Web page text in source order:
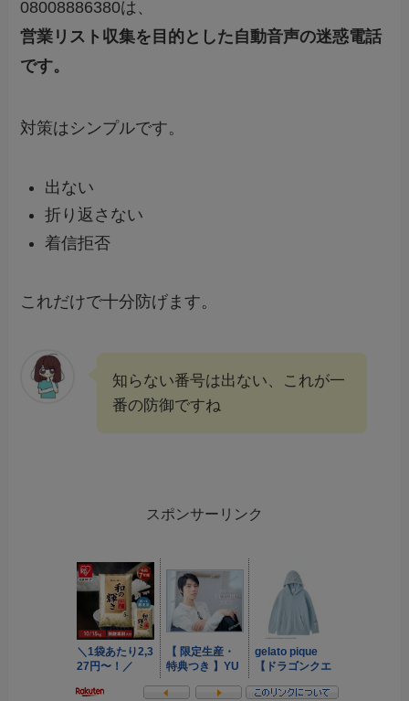
08008886380は、
営業リスト収集を目的とした自動音声の迷惑電話
です。
対策はシンプルです。
出ない
折り返さない
着信拒否
これだけで十分防げます。
知らない番号は出ない、これが一
番の防御ですね
スポンサーリンク